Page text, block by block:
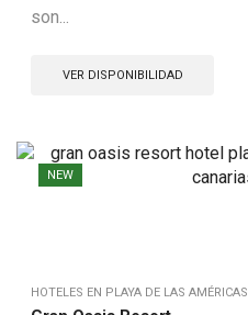
son...
VER DISPONIBILIDAD
NEW
HOTELES EN PLAYA DE LAS AMÉRICAS